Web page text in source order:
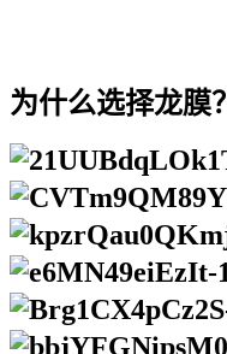
为什么选择龙膜？